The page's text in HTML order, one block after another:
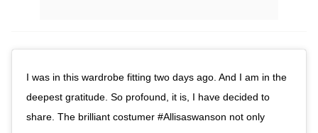
I was in this wardrobe fitting two days ago. And I am in the
deepest gratitude. So profound, it is, I have decided to
share. The brilliant costumer #Allisaswanson not only